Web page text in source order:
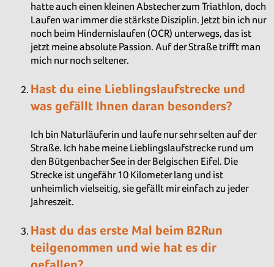
hatte auch einen kleinen Abstecher zum Triathlon, doch
Laufen war immer die stärkste Disziplin. Jetzt bin ich nur
noch beim Hindernislaufen (OCR) unterwegs, das ist
jetzt meine absolute Passion. Auf der Straße trifft man
mich nur noch seltener.
Hast du eine Lieblingslaufstrecke und
was gefällt Ihnen daran besonders?
Ich bin Naturläuferin und laufe nur sehr selten auf der
Straße. Ich habe meine Lieblingslaufstrecke rund um
den Bütgenbacher See in der Belgischen Eifel. Die
Strecke ist ungefähr 10 Kilometer lang und ist
unheimlich vielseitig, sie gefällt mir einfach zu jeder
Jahreszeit.
Hast du das erste Mal beim B2Run
teilgenommen und wie hat es dir